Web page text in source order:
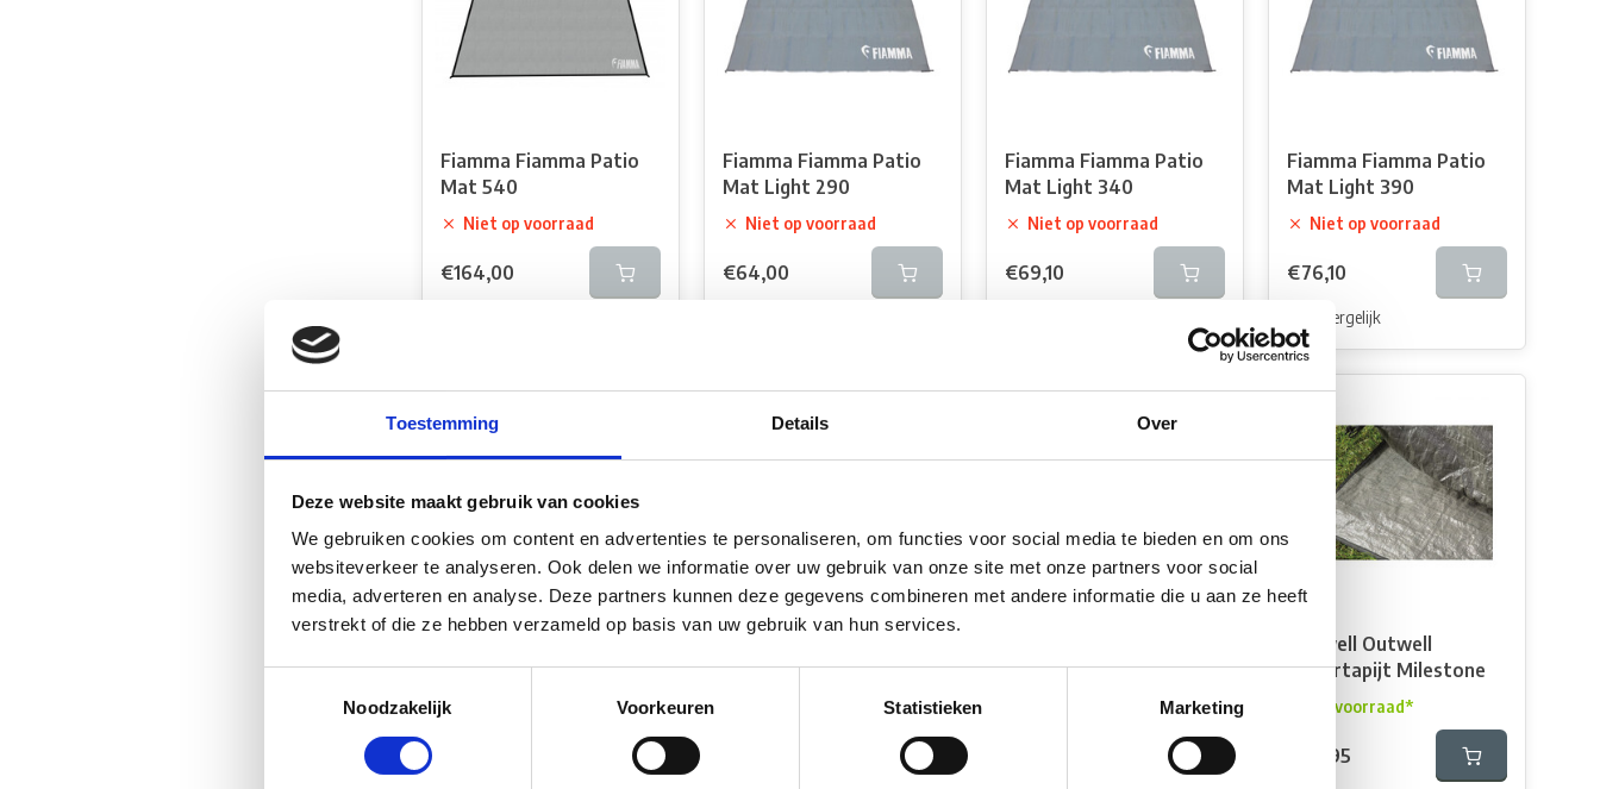
Toestemming Details Over
Deze website maakt gebruik van cookies
We gebruiken cookies om content en advertenties te personaliseren, om functies voor social media te bieden en om ons
websiteverkeer te analyseren. Ook delen we informatie over uw gebruik van onze site met onze partners voor social
media, adverteren en analyse. Deze partners kunnen deze gegevens combineren met andere informatie die u aan ze heeft
verstrekt of die ze hebben verzameld op basis van uw gebruik van hun services.
Noodzakelijk
Voorkeuren Statistieken Marketing
Fiamma Fiamma Patio
Mat 540
Niet op voorraad
€164,00
Fiamma Fiamma Patio
Mat Light 290
Niet op voorraad
€64,00
Fiamma Fiamma Patio
Mat Light 340
Niet op voorraad
€69,10
Fiamma Fiamma Patio
Mat Light 390
Niet op voorraad
€76,10
Vergelijk
Mat Light 440
Ondertapijt Daytona Air
Ondertapijt Earth 2
Outwell Outwell
Ondertapijt Milestone
Op voorraad*
€42,95